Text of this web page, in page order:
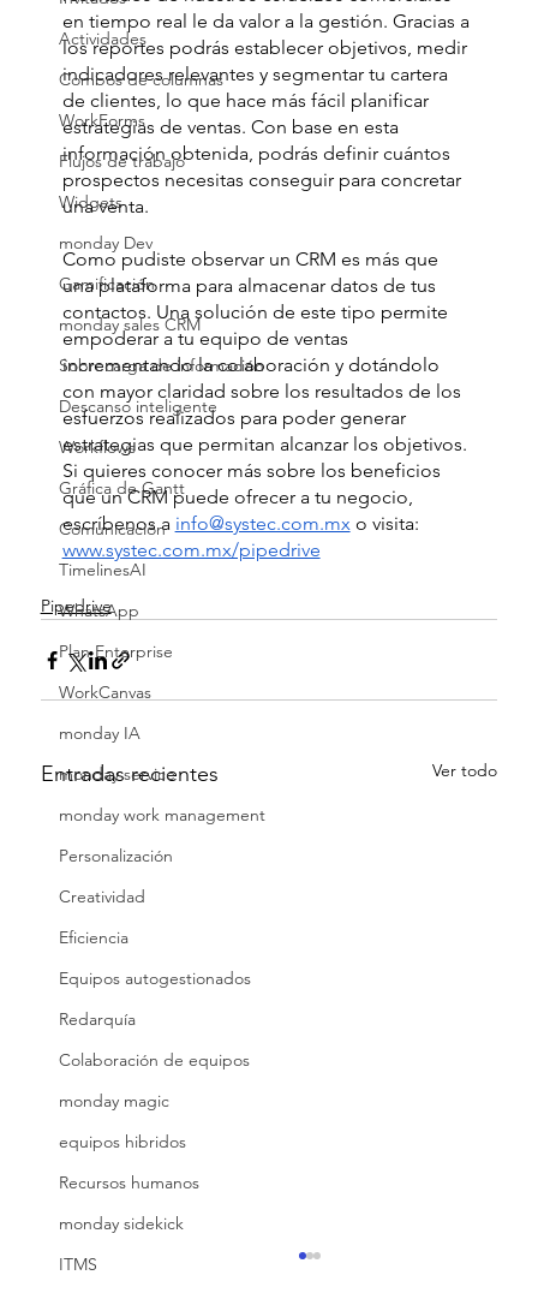
Actividades
Combos de columnas
WorkForms
Flujos de trabajo
Widgets
monday Dev
Gamificación
monday sales CRM
Sobrecarga de información
Descanso inteligente
Workflows
Gráfica de Gantt
Comunicación
TimelinesAI
WhatsApp
Plan Enterprise
WorkCanvas
monday IA
monday service
monday work management
Personalización
Creatividad
Eficiencia
Equipos autogestionados
Redarquía
Colaboración de equipos
monday magic
equipos hibridos
Recursos humanos
monday sidekick
ITMS
en tiempo real le da valor a la gestión. Gracias a
los reportes podrás establecer objetivos, medir
indicadores relevantes y segmentar tu cartera
de clientes, lo que hace más fácil planificar
estrategias de ventas. Con base en esta
información obtenida, podrás definir cuántos
prospectos necesitas conseguir para concretar
una venta.
Como pudiste observar un CRM es más que
una plataforma para almacenar datos de tus
contactos. Una solución de este tipo permite
empoderar a tu equipo de ventas
incrementando la colaboración y dotándolo
con mayor claridad sobre los resultados de los
esfuerzos realizados para poder generar
estrategias que permitan alcanzar los objetivos.
Si quieres conocer más sobre los beneficios
que un CRM puede ofrecer a tu negocio,
escríbenos a info@systec.com.mx o visita:
www.systec.com.mx/pipedrive
Pipedrive
Entradas recientes Ver todo